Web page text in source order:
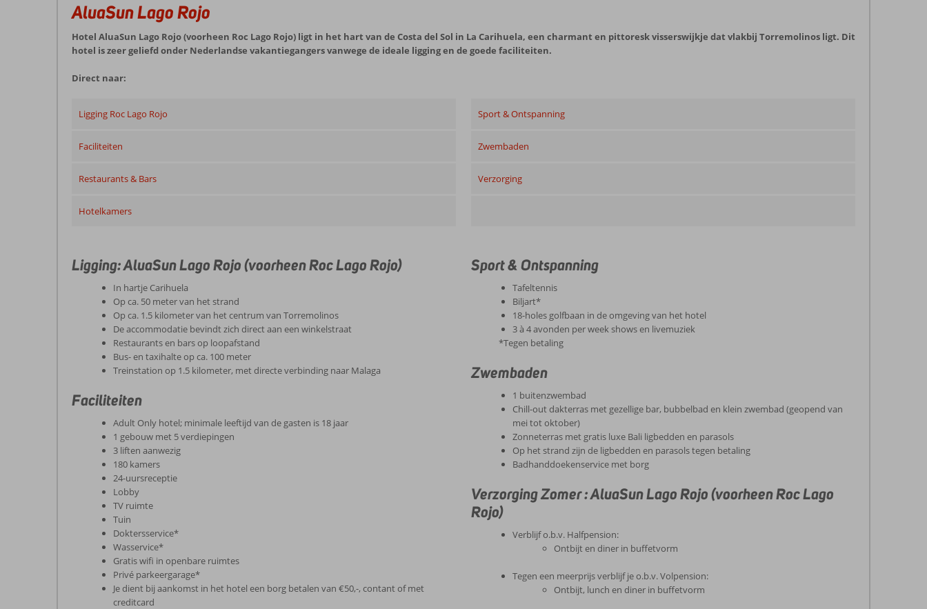
AluaSun Lago Rojo
Hotel AluaSun Lago Rojo (voorheen Roc Lago Rojo) ligt in het hart van de Costa del Sol in La Carihuela, een charmant en pittoresk visserswijkje dat vlakbij Torremolinos ligt. Dit
hotel is zeer geliefd onder Nederlandse vakantiegangers vanwege de ideale ligging en de goede faciliteiten.
Direct naar:
Ligging Roc Lago Rojo
Faciliteiten
Restaurants & Bars
Hotelkamers
Sport & Ontspanning
Zwembaden
Verzorging
Ligging: AluaSun Lago Rojo (voorheen Roc Lago Rojo)
In hartje Carihuela
Op ca. 50 meter van het strand
Op ca. 1.5 kilometer van het centrum van Torremolinos
De accommodatie bevindt zich direct aan een winkelstraat
Restaurants en bars op loopafstand
Bus- en taxihalte op ca. 100 meter
Treinstation op 1.5 kilometer, met directe verbinding naar Malaga
Faciliteiten
Adult Only hotel; minimale leeftijd van de gasten is 18 jaar
1 gebouw met 5 verdiepingen
3 liften aanwezig
180 kamers
24-uursreceptie
Lobby
TV ruimte
Tuin
Doktersservice*
Wasservice*
Gratis wifi in openbare ruimtes
Privé parkeergarage*
Je dient bij aankomst in het hotel een borg betalen van €50,-, contant of met
creditcard
Sport & Ontspanning
Tafeltennis
Biljart*
18-holes golfbaan in de omgeving van het hotel
3 à 4 avonden per week shows en livemuziek
*Tegen betaling
Zwembaden
1 buitenzwembad
Chill-out dakterras met gezellige bar, bubbelbad en klein zwembad (geopend van
mei tot oktober)
Zonneterras met gratis luxe Bali ligbedden en parasols
Op het strand zijn de ligbedden en parasols tegen betaling
Badhanddoekenservice met borg
Verzorging Zomer : AluaSun Lago Rojo (voorheen Roc Lago
Rojo)
Verblijf o.b.v. Halfpension:
Ontbijt en diner in buffetvorm
Tegen een meerprijs verblijf je o.b.v. Volpension:
Ontbijt, lunch en diner in buffetvorm